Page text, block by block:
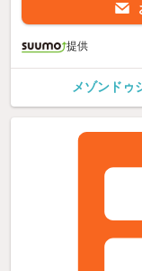
提供
メゾンドゥ